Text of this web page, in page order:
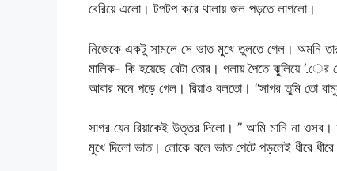
বেরিয়ে এলো। টপটপ করে থালায় জল পড়তে লাগলো।
নিজেকে একটু সামলে সে ভাত মুখে তুলতে গেল। অমনি
মালিক- কি হয়েছে বেটা তোর। গলায় পৈতে ঝুলিয়ে ‘.ের
আবার মনে পড়ে গেল। রিয়াও বলতো। “সাগর তুমি তো
সাগর যেন রিয়াকেই উত্তর দিলো। ” আমি মানি না ওসব।
মুখে দিলো ভাত। লোকে বলে ভাত পেটে পড়লেই ধীরে